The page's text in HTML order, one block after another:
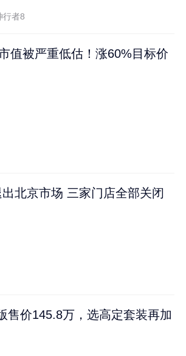
行者8
值被严重低估！涨60%目标价
出北京市场 三家门店全部关闭
售价145.8万，选高定套装再加